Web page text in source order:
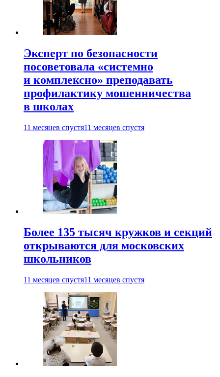
Эксперт по безопасности
посоветовала «системно
и комплексно» преподавать
профилактику мошенничества
в школах
11 месяцев спустя11 месяцев спустя
Более 135 тысяч кружков и секций
открываются для московских
школьников
11 месяцев спустя11 месяцев спустя